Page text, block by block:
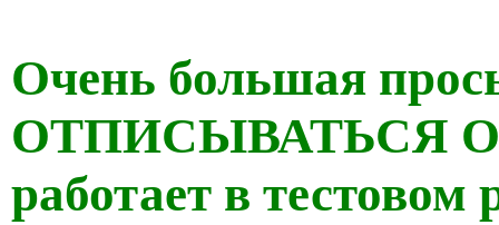
Очень большая
ОТПИСЫВАТЬСЯ
работает в